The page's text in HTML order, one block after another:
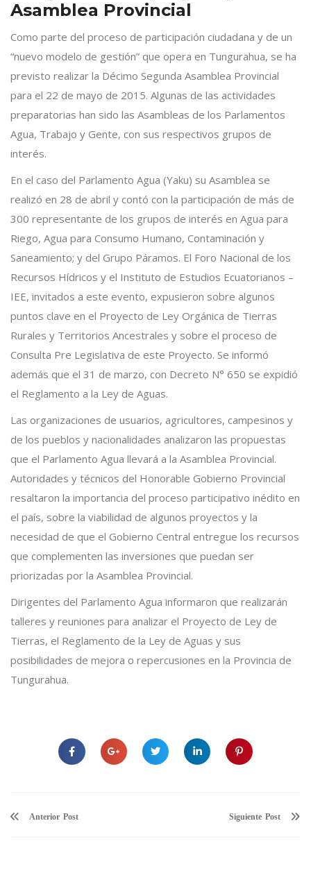
Asamblea Provincial
Como parte del proceso de participación ciudadana y de un
“nuevo modelo de gestión” que opera en Tungurahua, se ha
previsto realizar la Décimo Segunda Asamblea Provincial
para el 22 de mayo de 2015. Algunas de las actividades
preparatorias han sido las Asambleas de los Parlamentos
Agua, Trabajo y Gente, con sus respectivos grupos de
interés.
En el caso del Parlamento Agua (Yaku) su Asamblea se
realizó en 28 de abril y contó con la participación de más de
300 representante de los grupos de interés en Agua para
Riego, Agua para Consumo Humano, Contaminación y
Saneamiento; y del Grupo Páramos. El Foro Nacional de los
Recursos Hídricos y el Instituto de Estudios Ecuatorianos –
IEE, invitados a este evento, expusieron sobre algunos
puntos clave en el Proyecto de Ley Orgánica de Tierras
Rurales y Territorios Ancestrales y sobre el proceso de
Consulta Pre Legislativa de este Proyecto. Se informó
además que el 31 de marzo, con Decreto N° 650 se expidió
el Reglamento a la Ley de Aguas.
Las organizaciones de usuarios, agricultores, campesinos y
de los pueblos y nacionalidades analizaron las propuestas
que el Parlamento Agua llevará a la Asamblea Provincial.
Autoridades y técnicos del Honorable Gobierno Provincial
resaltaron la importancia del proceso participativo inédito en
el país, sobre la viabilidad de algunos proyectos y la
necesidad de que el Gobierno Central entregue los recursos
que complementen las inversiones que puedan ser
priorizadas por la Asamblea Provincial.
Dirigentes del Parlamento Agua informaron que realizarán
talleres y reuniones para analizar el Proyecto de Ley de
Tierras, el Reglamento de la Ley de Aguas y sus
posibilidades de mejora o repercusiones en la Provincia de
Tungurahua.
Anterior Siguiente